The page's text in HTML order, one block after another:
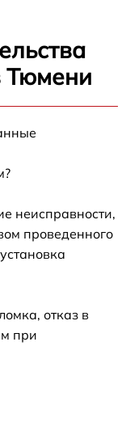
Тюмени
неисправности,
проведенного
отказ в
при